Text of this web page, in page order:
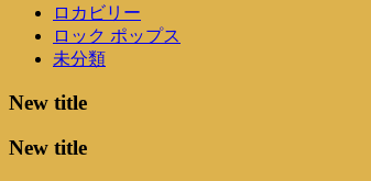
ロカビリー
ロック ポップス
未分類
New title
New title